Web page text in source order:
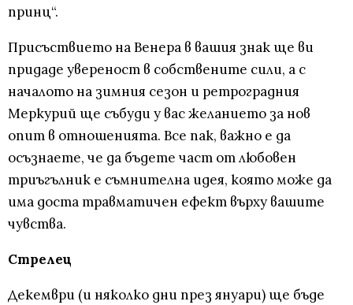
принц“.
Присъствието на Венера в вашия знак ще ви
придаде увереност в собствените сили, а с
началото на зимния сезон и ретроградния
Меркурий ще събуди у вас желанието за нов
опит в отношенията. Все пак, важно е да
осъзнаете, че да бъдете част от любовен
триъгълник е съмнителна идея, която може да
има доста травматичен ефект върху вашите
чувства.
Стрелец
Декември (и няколко дни през януари) ще бъде